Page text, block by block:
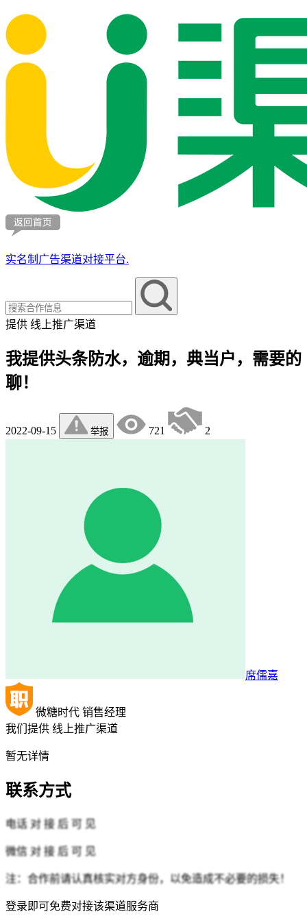
实名制广告渠道对接平台.
提供 线上推广渠道
我提供头条防水，逾期，典当户，需要的
聊！
2022-09-15 举报 721 2
席儒嘉
微糖时代 销售经理
我们提供 线上推广渠道
暂无详情
联系方式
电话 对 接 后 可 见
微信 对 接 后 可 见
注：合作前请认真核实对方身份，以免造成不必要的损失！
登录即可免费对接该渠道服务商